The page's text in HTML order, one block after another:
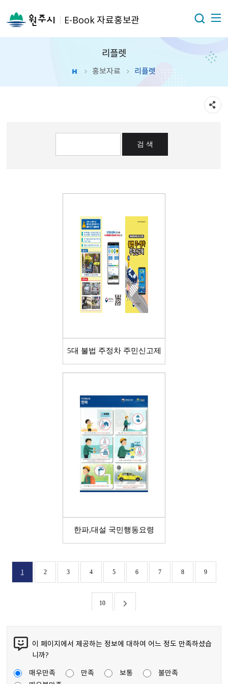
E-Book 자료홍보관
리플렛
홍보자료 리플렛
이 페이지에서 제공하는 정보에 대하여 어느 정도 만족하셨습
니까?
매우만족
만족 보통
불만족